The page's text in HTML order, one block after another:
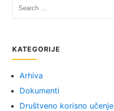
KATEGORIJE
Arhiva
Dokumenti
Društveno korisno učenje